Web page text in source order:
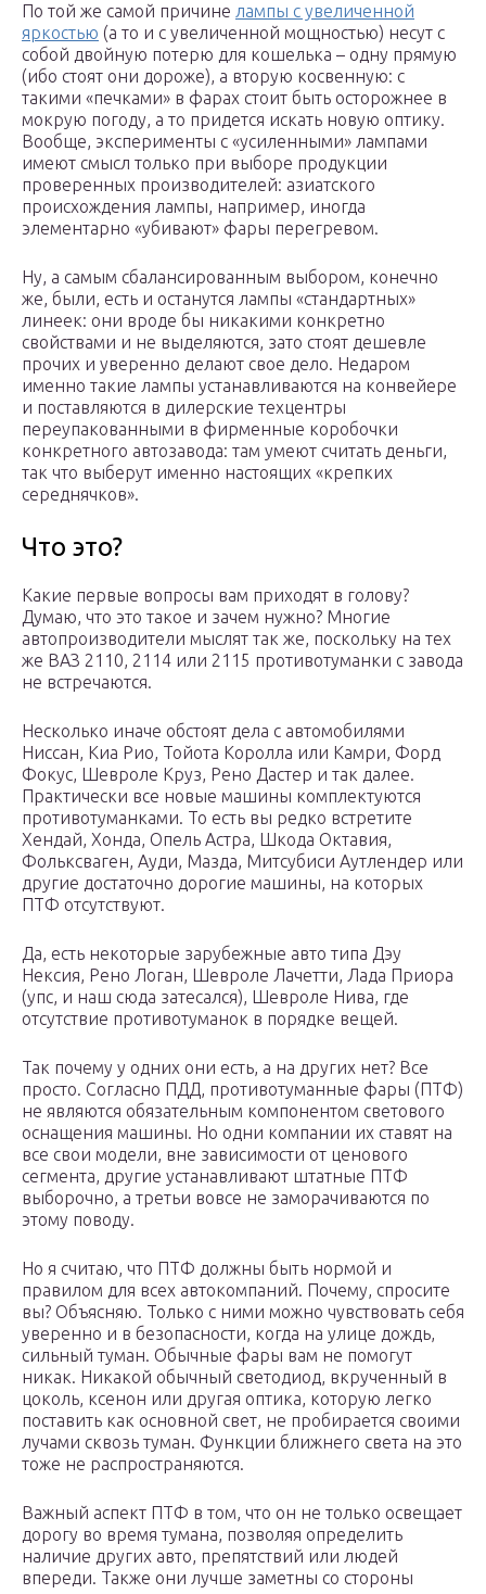
По той же самой причине лампы с увеличенной
яркостью (а то и с увеличенной мощностью) несут с
собой двойную потерю для кошелька – одну прямую
(ибо стоят они дороже), а вторую косвенную: с
такими «печками» в фарах стоит быть осторожнее в
мокрую погоду, а то придется искать новую оптику.
Вообще, эксперименты с «усиленными» лампами
имеют смысл только при выборе продукции
проверенных производителей: азиатского
происхождения лампы, например, иногда
элементарно «убивают» фары перегревом.
Ну, а самым сбалансированным выбором, конечно
же, были, есть и останутся лампы «стандартных»
линеек: они вроде бы никакими конкретно
свойствами и не выделяются, зато стоят дешевле
прочих и уверенно делают свое дело. Недаром
именно такие лампы устанавливаются на конвейере
и поставляются в дилерские техцентры
переупакованными в фирменные коробочки
конкретного автозавода: там умеют считать деньги,
так что выберут именно настоящих «крепких
середнячков».
Что это?
Какие первые вопросы вам приходят в голову?
Думаю, что это такое и зачем нужно? Многие
автопроизводители мыслят так же, поскольку на тех
же ВАЗ 2110, 2114 или 2115 противотуманки с завода
не встречаются.
Несколько иначе обстоят дела с автомобилями
Ниссан, Киа Рио, Тойота Королла или Камри, Форд
Фокус, Шевроле Круз, Рено Дастер и так далее.
Практически все новые машины комплектуются
противотуманками. То есть вы редко встретите
Хендай, Хонда, Опель Астра, Шкода Октавия,
Фольксваген, Ауди, Мазда, Митсубиси Аутлендер или
другие достаточно дорогие машины, на которых
ПТФ отсутствуют.
Да, есть некоторые зарубежные авто типа Дэу
Нексия, Рено Логан, Шевроле Лачетти, Лада Приора
(упс, и наш сюда затесался), Шевроле Нива, где
отсутствие противотуманок в порядке вещей.
Так почему у одних они есть, а на других нет? Все
просто. Согласно ПДД, противотуманные фары (ПТФ)
не являются обязательным компонентом светового
оснащения машины. Но одни компании их ставят на
все свои модели, вне зависимости от ценового
сегмента, другие устанавливают штатные ПТФ
выборочно, а третьи вовсе не заморачиваются по
этому поводу.
Но я считаю, что ПТФ должны быть нормой и
правилом для всех автокомпаний. Почему, спросите
вы? Объясняю. Только с ними можно чувствовать себя
уверенно и в безопасности, когда на улице дождь,
сильный туман. Обычные фары вам не помогут
никак. Никакой обычный светодиод, вкрученный в
цоколь, ксенон или другая оптика, которую легко
поставить как основной свет, не пробирается своими
лучами сквозь туман. Функции ближнего света на это
тоже не распространяются.
Важный аспект ПТФ в том, что он не только освещает
дорогу во время тумана, позволяя определить
наличие других авто, препятствий или людей
впереди. Также они лучше заметны со стороны